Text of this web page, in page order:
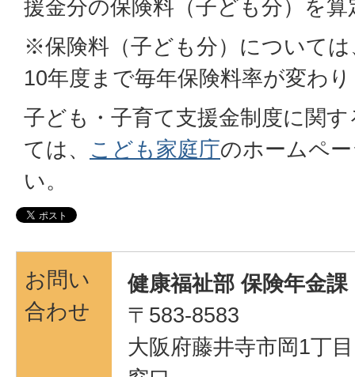
援金分の保険料（子ども分）を
※保険料（子ども分）について
10年度まで毎年保険料率が変わ
子ども・子育て支援金制度に関
ては、 こども家庭庁のホームペ
い。
お問い
合わせ
健康福祉部 保険年金課
〒583-8583
大阪府藤井寺市岡1丁